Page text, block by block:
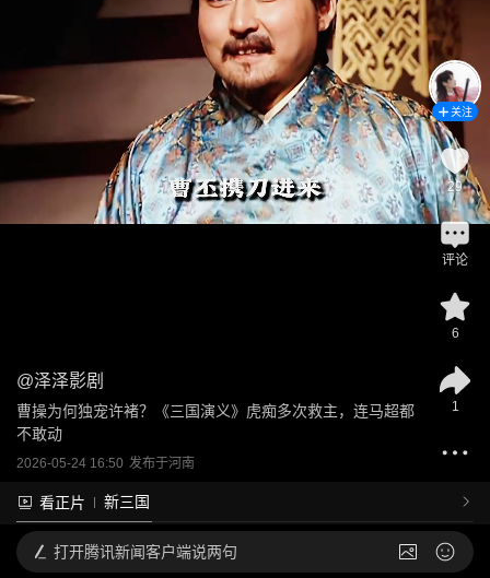
@泽泽影剧
曹操为何独宠许褚？《三国演义》虎痴多次救主，连马超都
不敢动
2026-05-24 16:50 发布于河南
看正片 新三国
关注
29
评论
6
1
打开腾讯新闻客户端说两句